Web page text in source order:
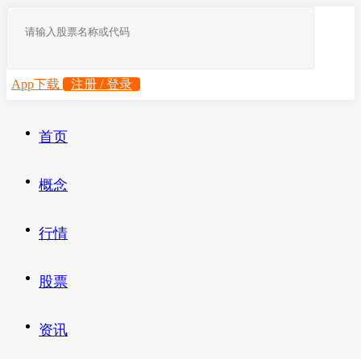
App下载 注册 / 登录
首页
概念
行情
股票
资讯